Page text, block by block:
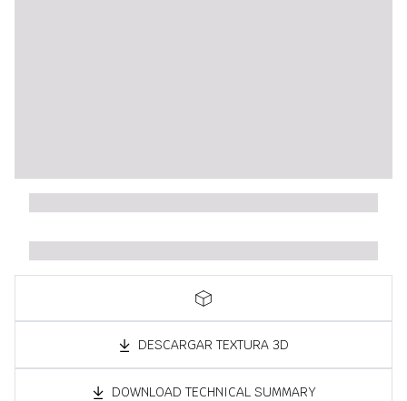
DESCARGAR TEXTURA 3D
DOWNLOAD TECHNICAL SUMMARY